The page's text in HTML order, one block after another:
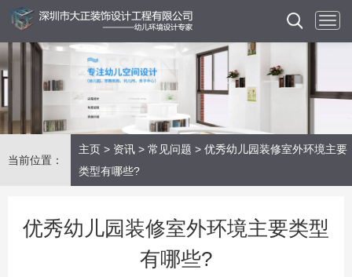
当前位置：
主页 > 资讯 > 常见问题 > 优秀幼儿园装修室外环境主要
类型有哪些?
优秀幼儿园装修室外环境主要类型
有哪些?